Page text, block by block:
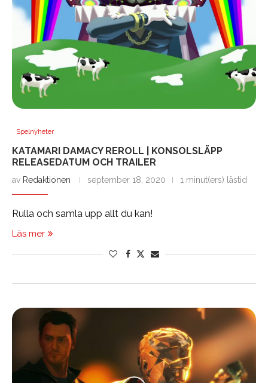
Spelnyheter
KATAMARI DAMACY REROLL | KONSOLSLÄPP
RELEASEDATUM OCH TRAILER
av Redaktionen september 18, 2020 1 minut(ers) lästid
Rulla och samla upp allt du kan!
Läs mer